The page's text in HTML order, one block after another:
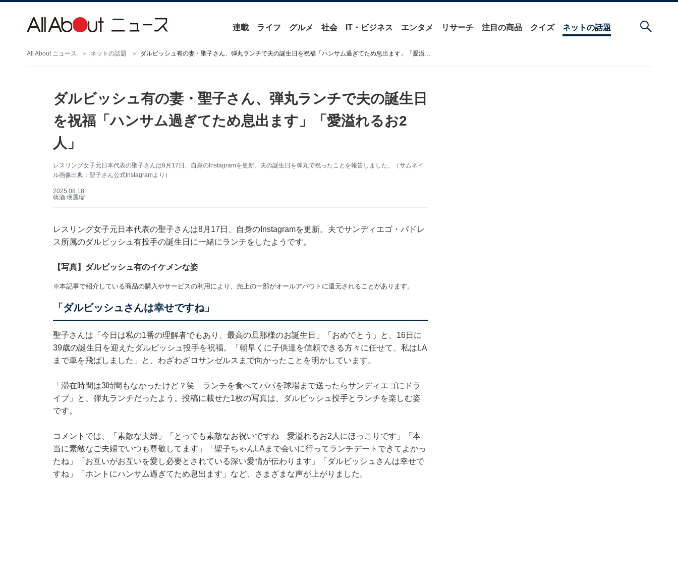
連載 ライフ グルメ 社会 IT・ビジネス エンタメ リサーチ 注目の商品 クイズ ネットの話題
All About ニュース ネットの話題 ダルビッシュ有の妻・聖子さん、弾丸ランチで夫の誕生日を祝福「ハンサム過ぎてため息出ます」「愛溢れるお2人」
ダルビッシュ有の妻・聖子さん、弾丸ランチで夫の誕生日
を祝福「ハンサム過ぎてため息出ます」「愛溢れるお2
人」
レスリング女子元日本代表の聖子さんは8月17日、自身のInstagramを更新。夫の誕生日を弾丸で祝ったことを報告しました。（サムネイ
ル画像出典：聖子さん公式Instagramより）
2025.08.18
橋酒 瑛麗瑠
レスリング女子元日本代表の聖子さんは8月17日、自身のInstagramを更新。夫でサンディエゴ・パドレ
ス所属のダルビッシュ有投手の誕生日に一緒にランチをしたようです。
【写真】ダルビッシュ有のイケメンな姿
※本記事で紹介している商品の購入やサービスの利用により、売上の一部がオールアバウトに還元されることがあります。
「ダルビッシュさんは幸せですね」
聖子さんは「今日は私の1番の理解者でもあり、最高の旦那様のお誕生日」「おめでとう」と、16日に
39歳の誕生日を迎えたダルビッシュ投手を祝福。「朝早くに子供達を信頼できる方々に任せて、私はLA
まで車を飛ばしました」と、わざわざロサンゼルスまで向かったことを明かしています。
「滞在時間は3時間もなかったけど？笑 ランチを食べてパパを球場まで送ったらサンディエゴにドラ
イブ」と、弾丸ランチだったよう。投稿に載せた1枚の写真は、ダルビッシュ投手とランチを楽しむ姿
です。
コメントでは、「素敵な夫婦」「とっても素敵なお祝いですね 愛溢れるお2人にほっこりです」「本
当に素敵なご夫婦でいつも尊敬してます」「聖子ちゃんLAまで会いに行ってランチデートできてよかっ
たね」「お互いがお互いを愛し必要とされている深い愛情が伝わります」「ダルビッシュさんは幸せで
すね」「ホントにハンサム過ぎてため息出ます」など、さまざまな声が上がりました。